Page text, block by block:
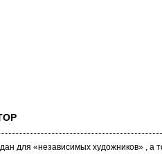
для «не­за­ви­си­мых ху­дож­ни­ков» , а